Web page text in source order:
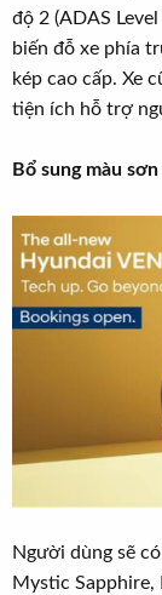
độ 2 (ADAS
biến đỗ xe phía
kép cao cấp. Xe
tiện ích hỗ trợ
Bổ sung màu
Người dùng sẽ
Mystic Sapphire,